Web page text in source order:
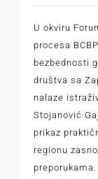
U okviru
procesa
bezbednosti
društva sa
nalaze
Stojanović
prikaz
regionu